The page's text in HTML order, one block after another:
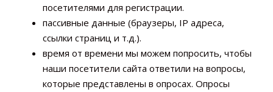
посетителями для регистрации.
пассивные данные (браузеры, IP адреса,
ссылки страниц и т.д.).
время от времени мы можем попросить, чтобы
наши посетители сайта ответили на вопросы,
которые представлены в опросах. Опросы